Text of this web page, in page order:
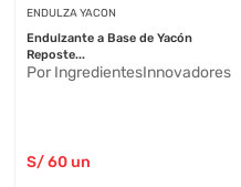
ENDULZA YACON
Endulzante a Base de Yacón
Reposte...
Por IngredientesInnovadores
S/60 un